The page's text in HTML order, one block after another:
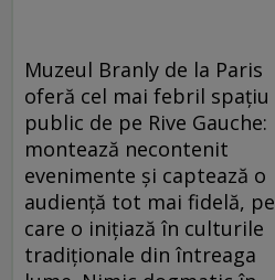
Muzeul Branly de la Paris
oferă cel mai febril spaţiu
public de pe Rive Gauche:
montează necontenit
evenimente şi captează o
audienţă tot mai fidelă, pe
care o iniţiază în culturile
tradiţionale din întreaga